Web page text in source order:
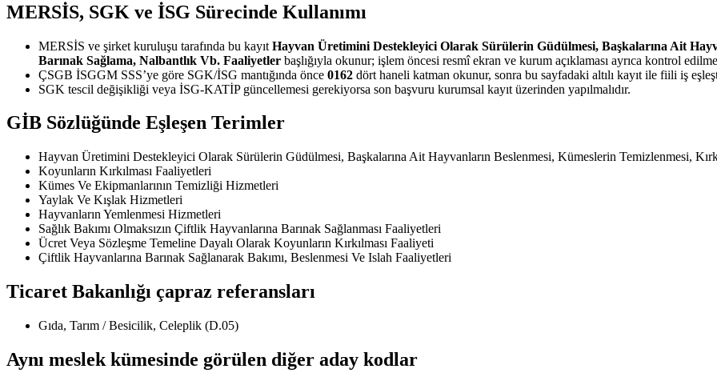
MERSİS, SGK ve İSG Sürecinde Kullanımı
MERSİS ve şirket kuruluşu tarafında bu kayıt Hayvan Üretimini Destekleyici Olarak Sürülerin Güdülmesi, Başkalarına Ait
Barınak Sağlama, Nalbantlık Vb. Faaliyetler başlığıyla okunur; işlem öncesi resmî ekran ve kurum açıklaması ayrıca kontrol
ÇSGB İSGGM SSS’ye göre SGK/İSG mantığında önce 0162 dört haneli katman okunur, sonra bu sayfadaki altılı kayıt ile fiili iş
SGK tescil değişikliği veya İSG-KATİP güncellemesi gerekiyorsa son başvuru kurumsal kayıt üzerinden yapılmalıdır.
GİB Sözlüğünde Eşleşen Terimler
Hayvan Üretimini Destekleyici Olarak Sürülerin Güdülmesi, Başkalarına Ait Hayvanların Beslenmesi, Kümeslerin Temizlenmesi,
Koyunların Kırkılması Faaliyetleri
Kümes Ve Ekipmanlarının Temizliği Hizmetleri
Yaylak Ve Kışlak Hizmetleri
Hayvanların Yemlenmesi Hizmetleri
Sağlık Bakımı Olmaksızın Çiftlik Hayvanlarına Barınak Sağlanması Faaliyetleri
Ücret Veya Sözleşme Temeline Dayalı Olarak Koyunların Kırkılması Faaliyeti
Çiftlik Hayvanlarına Barınak Sağlanarak Bakımı, Beslenmesi Ve Islah Faaliyetleri
Ticaret Bakanlığı çapraz referansları
Gıda, Tarım / Besicilik, Celeplik (D.05)
Aynı meslek kümesinde görülen diğer aday kodlar